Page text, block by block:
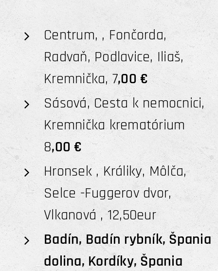
Centrum, , Fončorda,
Radvaň, Podlavice, Iliaš,
Kremnička, 7,00 €
Sásová, Cesta k nemocnici,
Kremnička krematórium
8,00 €
Hronsek , Králiky, Môlča,
Selce -Fuggerov dvor,
Vlkanová , 12,50eur
Badín, Badín rybník, Špania
dolina, Kordíky, Špania